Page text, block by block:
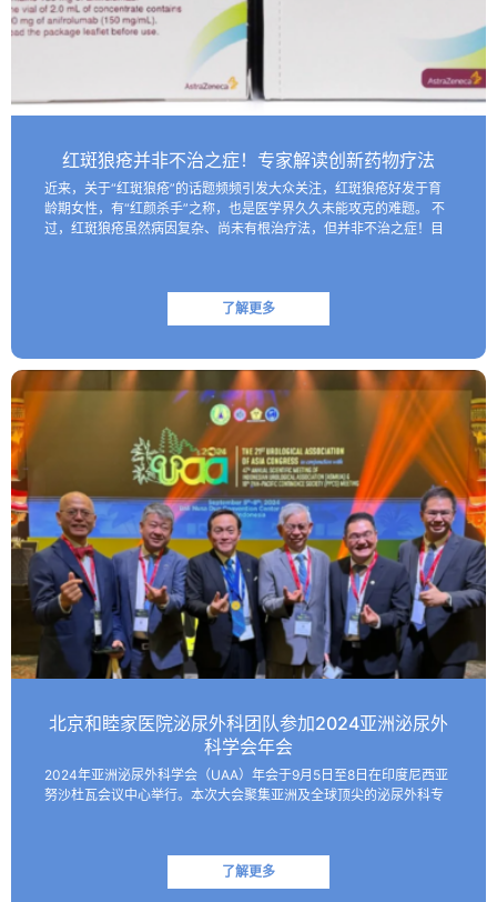
红斑狼疮并非不治之症！专家解读创新药物疗法
近来，关于“红斑狼疮”的话题频频引发大众关注，红斑狼疮好发于育
龄期女性，有“红颜杀手”之称，也是医学界久久未能攻克的难题。 不
过，红斑狼疮虽然病因复杂、尚未有根治疗法，但并非不治之症！目
了解更多
北京和睦家医院泌尿外科团队参加2024亚洲泌尿外
科学会年会
2024年亚洲泌尿外科学会（UAA）年会于9月5日至8日在印度尼西亚
努沙杜瓦会议中心举行。本次大会聚集亚洲及全球顶尖的泌尿外科专
了解更多